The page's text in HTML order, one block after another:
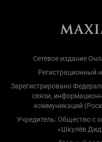
Сетевое издание
Регистрационный
Зарегистрировано
связи,
коммуникаций
Учредитель: Общество с
«Шкулёв